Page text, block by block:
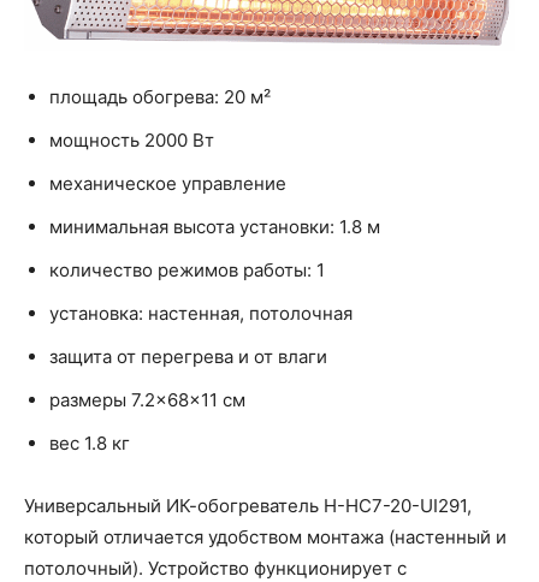
площадь обогрева: 20 м²
мощность 2000 Вт
механическое управление
минимальная высота установки: 1.8 м
количество режимов работы: 1
установка: настенная, потолочная
защита от перегрева и от влаги
размеры 7.2×68×11 см
вес 1.8 кг
Универсальный ИК-обогреватель H-HC7-20-UI291,
который отличается удобством монтажа (настенный и
потолочный). Устройство функционирует с